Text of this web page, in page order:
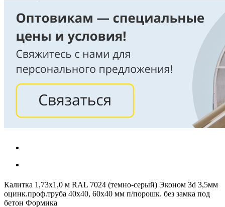
Калитка 1,73х1,0 м RAL 7024 (темно-серый) Эконом 3d 3,5мм
оцинк.проф.труба 40х40, 60х40 мм п/порошк. без замка под
бетон Формика